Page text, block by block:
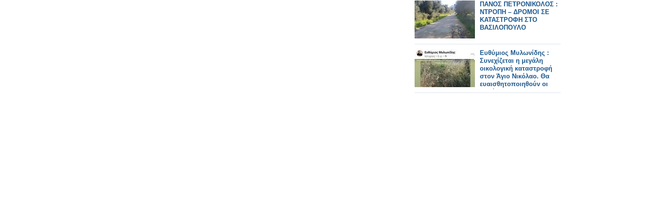
ΠΑΝΟΣ ΠΕΤΡΟΝΙΚΟΛΟΣ :
ΝΤΡΟΠΗ – ΔΡΟΜΟΙ ΣΕ
ΚΑΤΑΣΤΡΟΦΗ ΣΤΟ
ΒΑΣΙΛΟΠΟΥΛΟ
Ευθύμιος Μυλωνίδης :
Συνεχίζεται η μεγάλη
οικολογική καταστροφή
στον Άγιο Νικόλαο. Θα
ευαισθητοποιηθούν οι
υπεύθυνοι?